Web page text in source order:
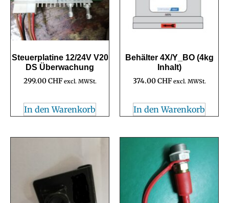
Steuerplatine 12/24V V20
DS Überwachung
299.00CHF excl. MWSt.
In den Warenkorb
Behälter 4X/Y_BO (4kg
Inhalt)
374.00CHF excl. MWSt.
In den Warenkorb